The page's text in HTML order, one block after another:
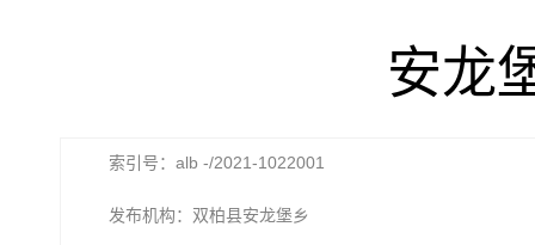
安龙
索引号：alb -/2021-1022001
发布机构：双柏县安龙堡乡